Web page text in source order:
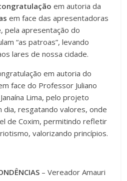
em autoria da
em face das apresentadoras
, pela apresentação do
“as patroas”, levando
lares de nossa cidade.
em autoria do
face do Professor Juliano
Lima, pelo projeto
dia, resgatando valores, onde
de Coxim, permitindo refletir
valorizando princípios.
– Vereador Amauri